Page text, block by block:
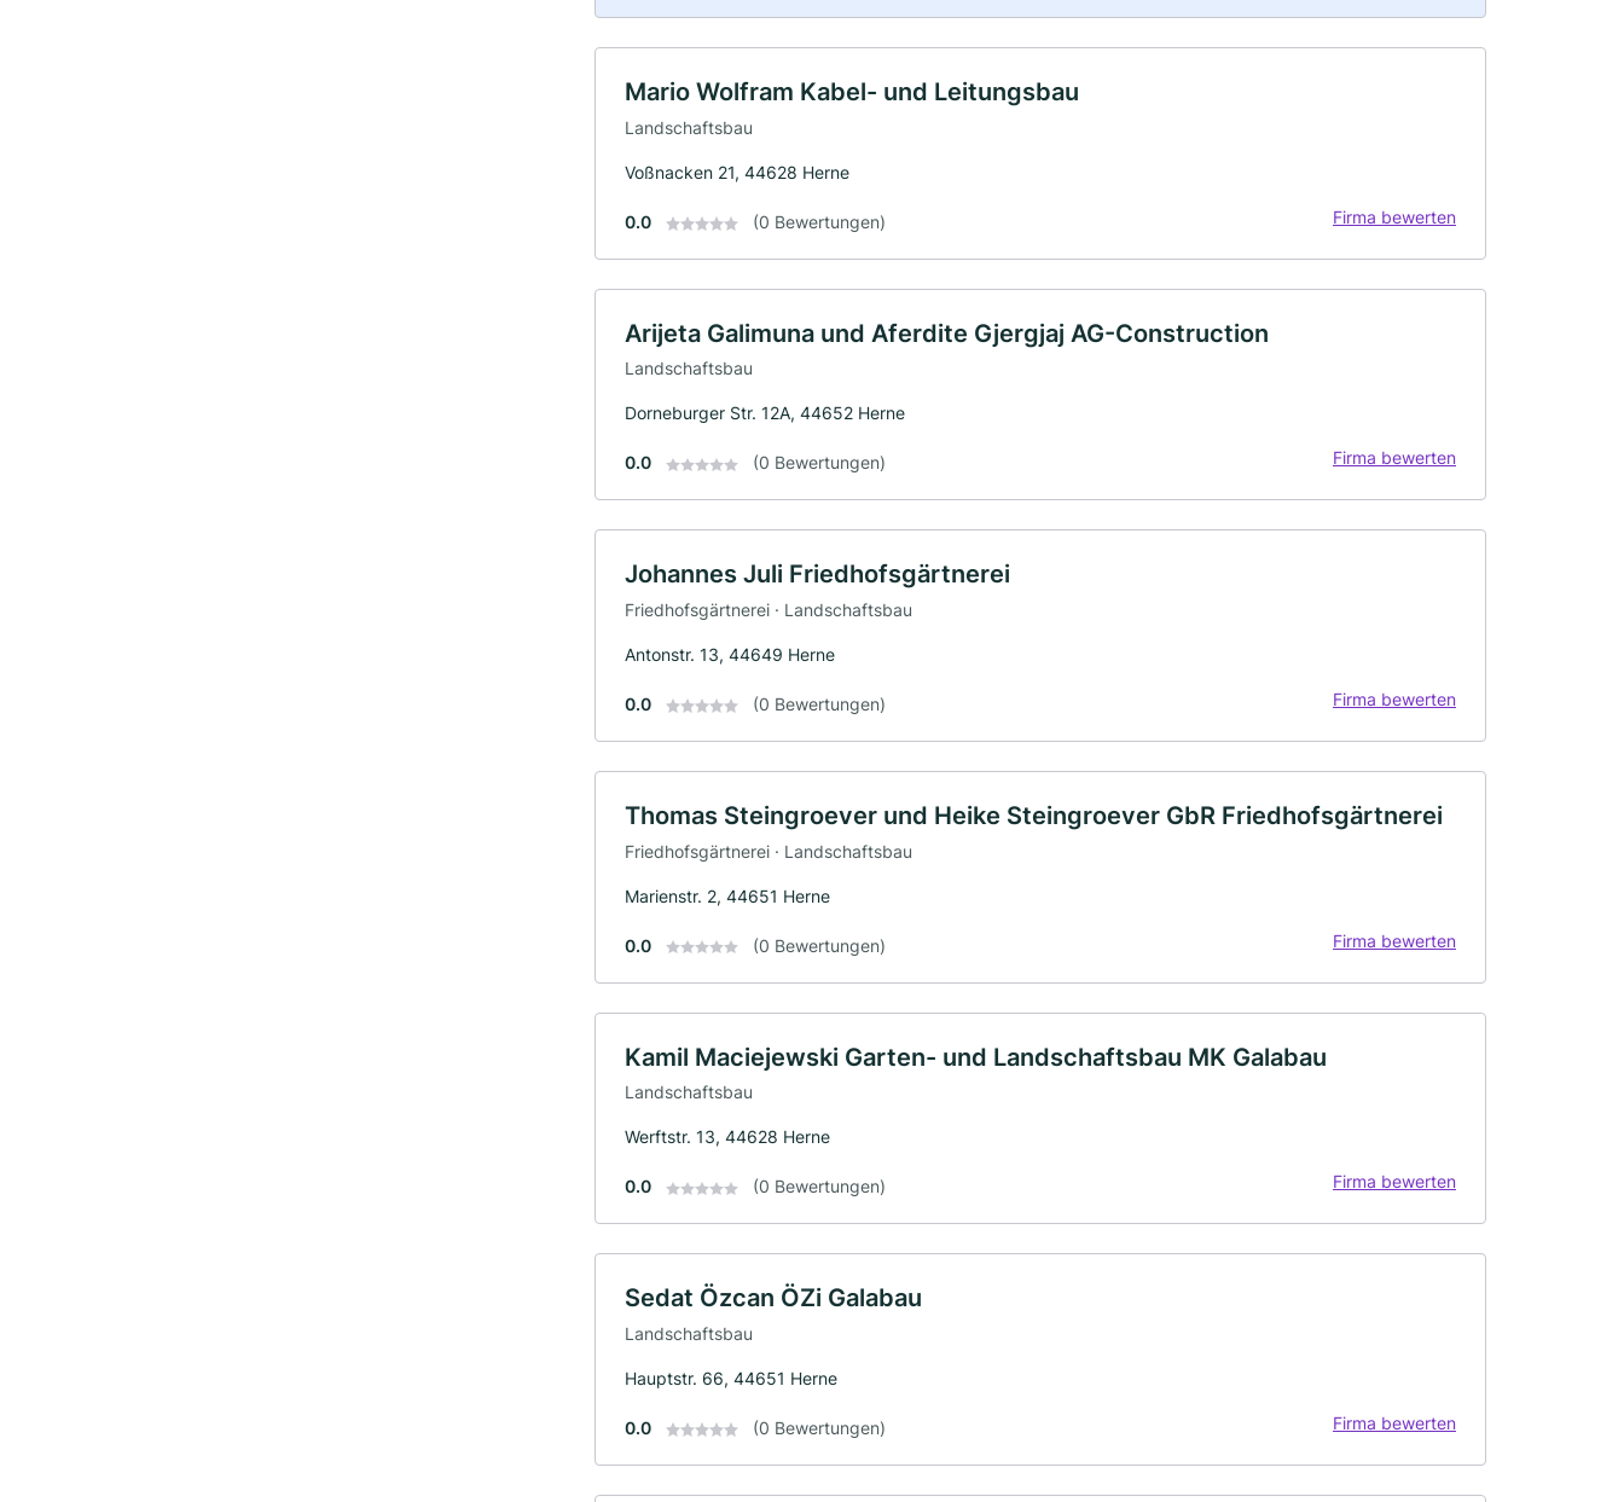
Mario Wolfram Kabel- und Leitungsbau
Landschaftsbau
Voßnacken 21, 44628 Herne
0.0 (0 Bewertungen) Firma bewerten
Arijeta Galimuna und Aferdite Gjergjaj AG-Construction
Landschaftsbau
Dorneburger Str. 12A, 44652 Herne
0.0 (0 Bewertungen) Firma bewerten
Johannes Juli Friedhofsgärtnerei
Friedhofsgärtnerei · Landschaftsbau
Antonstr. 13, 44649 Herne
0.0 (0 Bewertungen) Firma bewerten
Thomas Steingroever und Heike Steingroever GbR Friedhofsgärtnerei
Friedhofsgärtnerei · Landschaftsbau
Marienstr. 2, 44651 Herne
0.0 (0 Bewertungen) Firma bewerten
Kamil Maciejewski Garten- und Landschaftsbau MK Galabau
Landschaftsbau
Werftstr. 13, 44628 Herne
0.0 (0 Bewertungen) Firma bewerten
Sedat Özcan ÖZi Galabau
Landschaftsbau
Hauptstr. 66, 44651 Herne
0.0 (0 Bewertungen) Firma bewerten